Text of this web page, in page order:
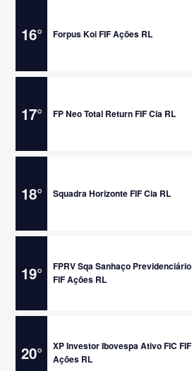
16° Forpus Koi FIF Ações RL
17° FP Neo Total Return FIF Cia RL
18° Squadra Horizonte FIF Cia RL
19°
FPRV Sqa Sanhaço Previdenciário
FIF Ações RL
20°
XP Investor Ibovespa Ativo FIC FIF
Ações RL